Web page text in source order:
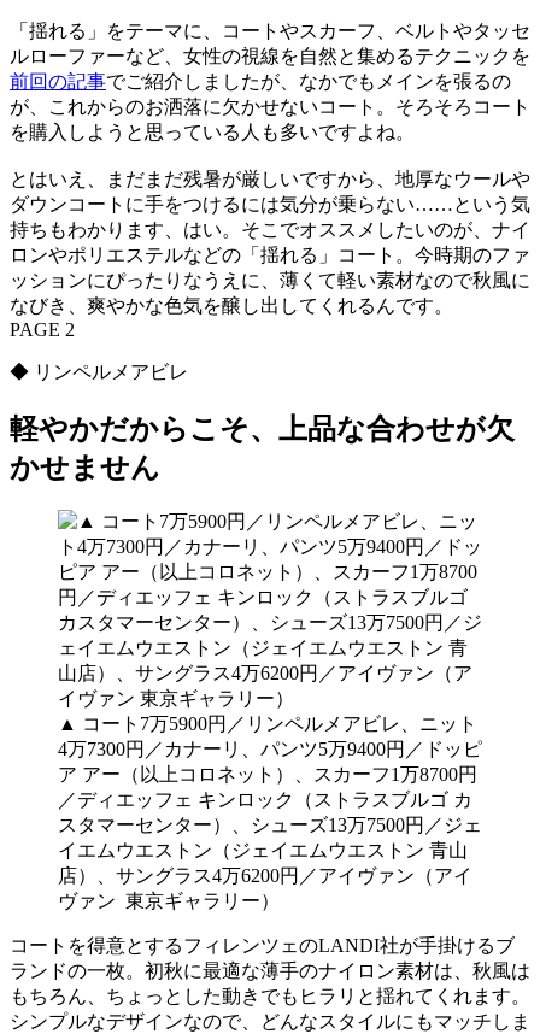
「揺れる」をテーマに、コートやスカーフ、ベルトやタッセ
ルローファーなど、女性の視線を自然と集めるテクニックを
前回の記事でご紹介しましたが、なかでもメインを張るの
が、これからのお洒落に欠かせないコート。そろそろコート
を購入しようと思っている人も多いですよね。
とはいえ、まだまだ残暑が厳しいですから、地厚なウールや
ダウンコートに手をつけるには気分が乗らない……という気
持ちもわかります、はい。そこでオススメしたいのが、ナイ
ロンやポリエステルなどの「揺れる」コート。今時期のファ
ッションにぴったりなうえに、薄くて軽い素材なので秋風に
なびき、爽やかな色気を醸し出してくれるんです。
PAGE 2
◆ リンペルメアビレ
軽やかだからこそ、上品な合わせが欠
かせません
▲ コート7万5900円／リンペルメアビレ、ニット
4万7300円／カナーリ、パンツ5万9400円／ドッピ
ア アー（以上コロネット）、スカーフ1万8700円
／ディエッフェ キンロック（ストラスブルゴ カ
スタマーセンター）、シューズ13万7500円／ジェ
イエムウエストン（ジェイエムウエストン 青山
店）、サングラス4万6200円／アイヴァン（アイ
ヴァン 東京ギャラリー）
コートを得意とするフィレンツェのLANDI社が手掛けるブ
ランドの一枚。初秋に最適な薄手のナイロン素材は、秋風は
もちろん、ちょっとした動きでもヒラリと揺れてくれます。
シンプルなデザインなので、どんなスタイルにもマッチしま